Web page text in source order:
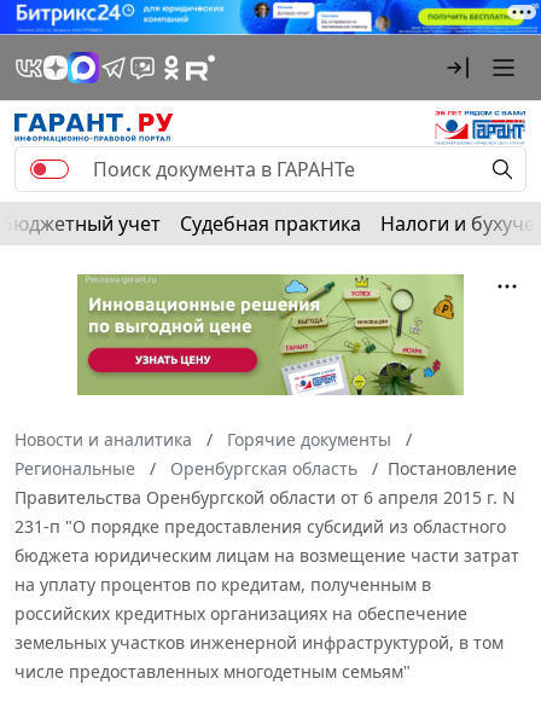
Бюджетный учет Судебная практика Налоги и
Новости и аналитика
Горячие документы
Региональные
Оренбургская область
Постановление
Правительства Оренбургской области от 6 апреля 2015 г. N
231-п "О порядке предоставления субсидий из областного
бюджета юридическим лицам на возмещение части затрат
на уплату процентов по кредитам, полученным в
российских кредитных организациях на обеспечение
земельных участков инженерной инфраструктурой, в том
числе предоставленных многодетным семьям"